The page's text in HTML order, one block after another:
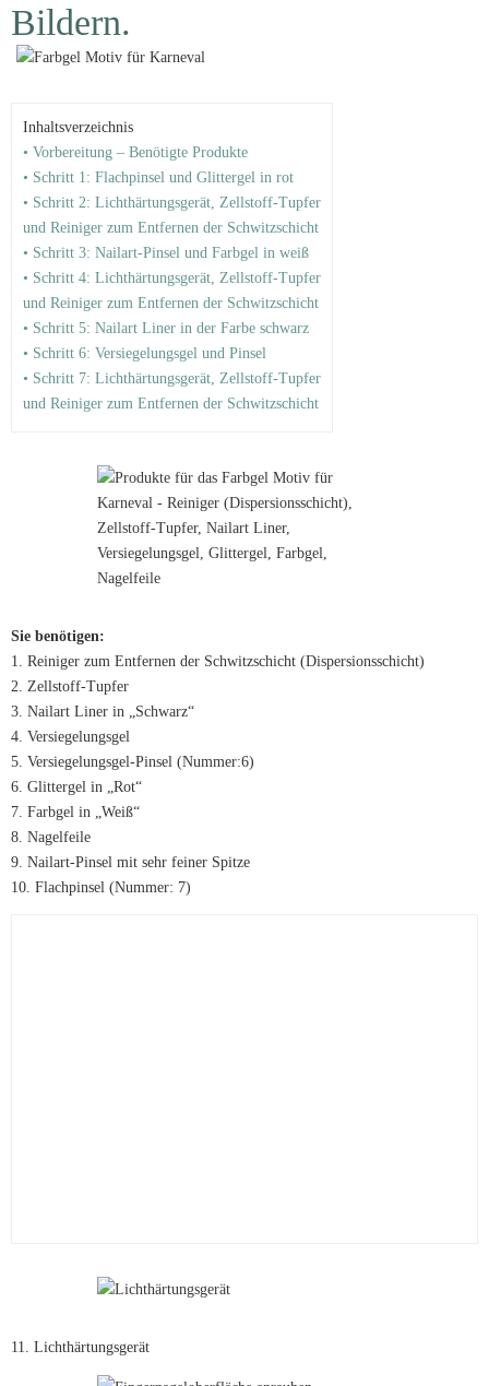
Bildern.
Inhaltsverzeichnis
• Vorbereitung – Benötigte Produkte
• Schritt 1: Flachpinsel und Glittergel in rot
• Schritt 2: Lichthärtungsgerät, Zellstoff-Tupfer
und Reiniger zum Entfernen der Schwitzschicht
• Schritt 3: Nailart-Pinsel und Farbgel in weiß
• Schritt 4: Lichthärtungsgerät, Zellstoff-Tupfer
und Reiniger zum Entfernen der Schwitzschicht
• Schritt 5: Nailart Liner in der Farbe schwarz
• Schritt 6: Versiegelungsgel und Pinsel
• Schritt 7: Lichthärtungsgerät, Zellstoff-Tupfer
und Reiniger zum Entfernen der Schwitzschicht
Sie benötigen:
1. Reiniger zum Entfernen der Schwitzschicht (Dispersionsschicht)
2. Zellstoff-Tupfer
3. Nailart Liner in „Schwarz“
4. Versiegelungsgel
5. Versiegelungsgel-Pinsel (Nummer:6)
6. Glittergel in „Rot“
7. Farbgel in „Weiß“
8. Nagelfeile
9. Nailart-Pinsel mit sehr feiner Spitze
10. Flachpinsel (Nummer: 7)
11. Lichthärtungsgerät